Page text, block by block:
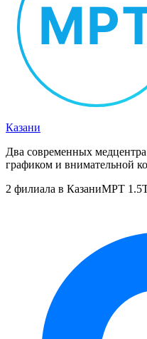
Казани
Два современных
графиком и внимательной
2 филиала в КазаниМРТ